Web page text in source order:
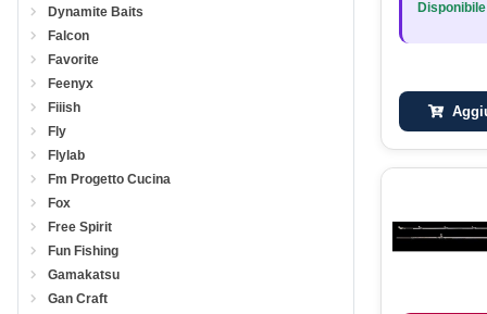
Dynamite Baits
Falcon
Favorite
Feenyx
Fiiish
Fly
Flylab
Fm Progetto Cucina
Fox
Free Spirit
Fun Fishing
Gamakatsu
Gan Craft
Disponibile